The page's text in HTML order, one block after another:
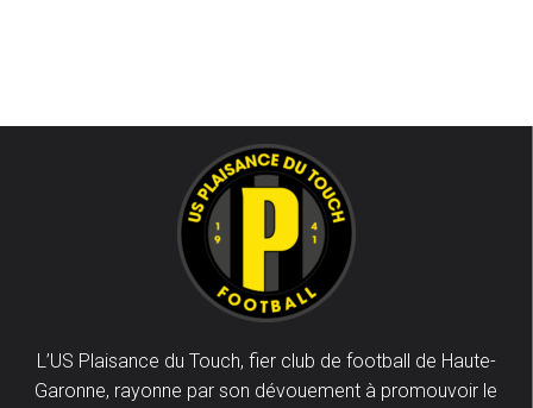
L’US Plaisance du Touch, fier club de football de Haute-
Garonne, rayonne par son dévouement à promouvoir le